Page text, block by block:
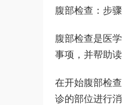
腹部检查：步
腹部检查是医
事项，并帮助
在开始腹部检
诊的部位进行